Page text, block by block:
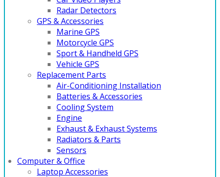
Radar Detectors
GPS & Accessories
Marine GPS
Motorcycle GPS
Sport & Handheld GPS
Vehicle GPS
Replacement Parts
Air-Conditioning Installation
Batteries & Accessories
Cooling System
Engine
Exhaust & Exhaust Systems
Radiators & Parts
Sensors
Computer & Office
Laptop Accessories